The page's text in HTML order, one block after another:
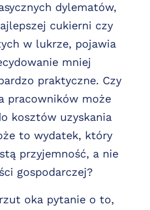
dylematów,
cukierni czy
w lukrze, pojawia
mniej
praktyczne. Czy
pracowników może
kosztów uzyskania
to wydatek, który
przyjemność, a nie
gospodarczej?
oka pytanie o to,